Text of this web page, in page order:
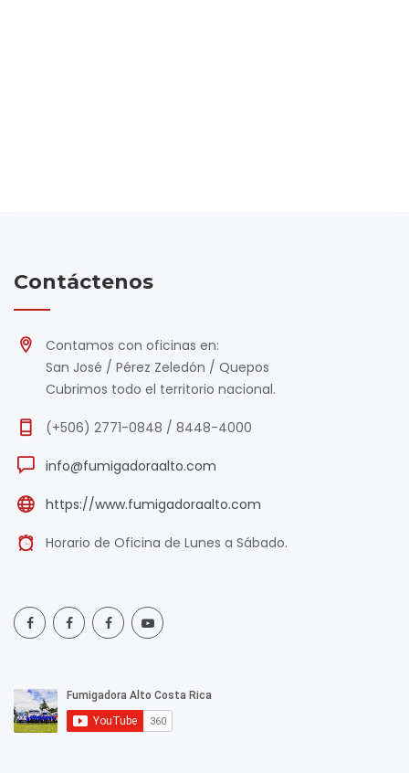
Contáctenos
Contamos con oficinas en:
San José / Pérez Zeledón / Quepos
Cubrimos todo el territorio nacional.
(+506) 2771-0848 / 8448-4000
info@fumigadoraalto.com
https://www.fumigadoraalto.com
Horario de Oficina de Lunes a Sábado.